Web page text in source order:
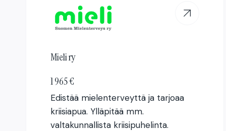
Mieli ry
1 965 €
Edistää mielenterveyttä ja tarjoaa
kriisiapua. Ylläpitää mm.
valtakunnallista kriisipuhelinta.